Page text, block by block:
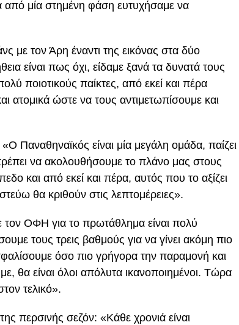
από μία στημένη φάση ευτυχήσαμε να
με τον Άρη έναντι της εικόνας στα δύο
είναι πως όχι, είδαμε ξανά τα δυνατά τους
ποιοτικούς παίκτες, από εκεί και πέρα
ατομικά ώστε να τους αντιμετωπίσουμε και
Παναθηναϊκός είναι μία μεγάλη ομάδα, παίζει
να ακολουθήσουμε το πλάνο μας στους
και από εκεί και πέρα, αυτός που το αξίζει
θα κριθούν στις λεπτομέρειες».
τον ΟΦΗ για το πρωτάθλημα είναι πολύ
τους τρεις βαθμούς για να γίνει ακόμη πιο
όσο πιο γρήγορα την παραμονή και
θα είναι όλοι απόλυτα ικανοποιημένοι. Τώρα
τελικό».
περσινής σεζόν: «Κάθε χρονιά είναι